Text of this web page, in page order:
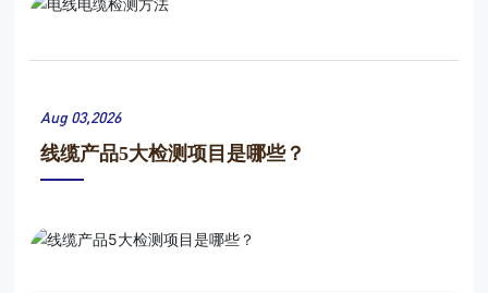
Aug 03,2026
线缆产品5大检测项目是哪些？